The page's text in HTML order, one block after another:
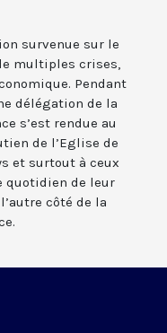
survenue sur le
multiples crises,
Pendant
délégation de la
s’est rendue au
de l’Eglise de
et surtout à ceux
quotidien de leur
côté de la